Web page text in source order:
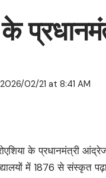
02/21 at 8:41 AM
के प्रधानमंत्री
में 1876 से संस्कृत